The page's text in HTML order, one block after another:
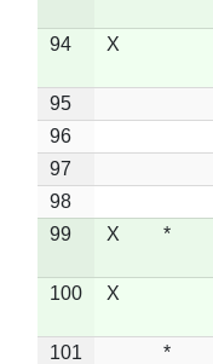
94 X
95
96
97
98
99
X *
100 X
101 *